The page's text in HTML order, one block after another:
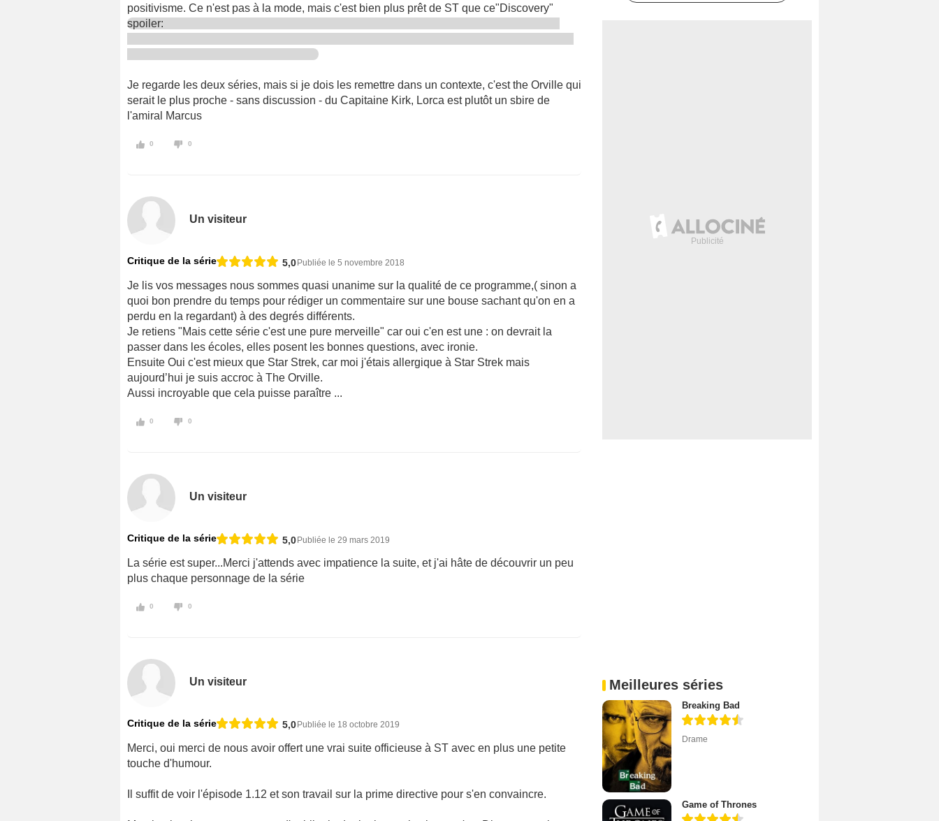
positivisme. Ce n'est pas à la mode, mais c'est bien plus prêt de ST que ce"Discovery"
spoiler:
Je regarde les deux séries, mais si je dois les remettre dans un contexte, c'est the Orville qui
serait le plus proche - sans discussion - du Capitaine Kirk, Lorca est plutôt un sbire de
l'amiral Marcus
0 0
Un visiteur
Critique de la série 5,0Publiée le 5 novembre 2018
Je lis vos messages nous sommes quasi unanime sur la qualité de ce programme,( sinon a
quoi bon prendre du temps pour rédiger un commentaire sur une bouse sachant qu'on en a
perdu en la regardant) à des degrés différents.
Je retiens "Mais cette série c'est une pure merveille" car oui c'en est une : on devrait la
passer dans les écoles, elles posent les bonnes questions, avec ironie.
Ensuite Oui c'est mieux que Star Strek, car moi j'étais allergique à Star Strek mais
aujourd’hui je suis accroc à The Orville.
Aussi incroyable que cela puisse paraître ...
0 0
Un visiteur
Critique de la série 5,0Publiée le 29 mars 2019
La série est super...Merci j'attends avec impatience la suite, et j'ai hâte de découvrir un peu
plus chaque personnage de la série
0 0
Un visiteur
Critique de la série 5,0 Publiée le 18 octobre 2019
Merci, oui merci de nous avoir offert une vrai suite officieuse à ST avec en plus une petite
touche d'humour.
Il suffit de voir l'épisode 1.12 et son travail sur la prime directive pour s'en convaincre.
Meilleures séries
Breaking Bad
Drame
Game of Thrones